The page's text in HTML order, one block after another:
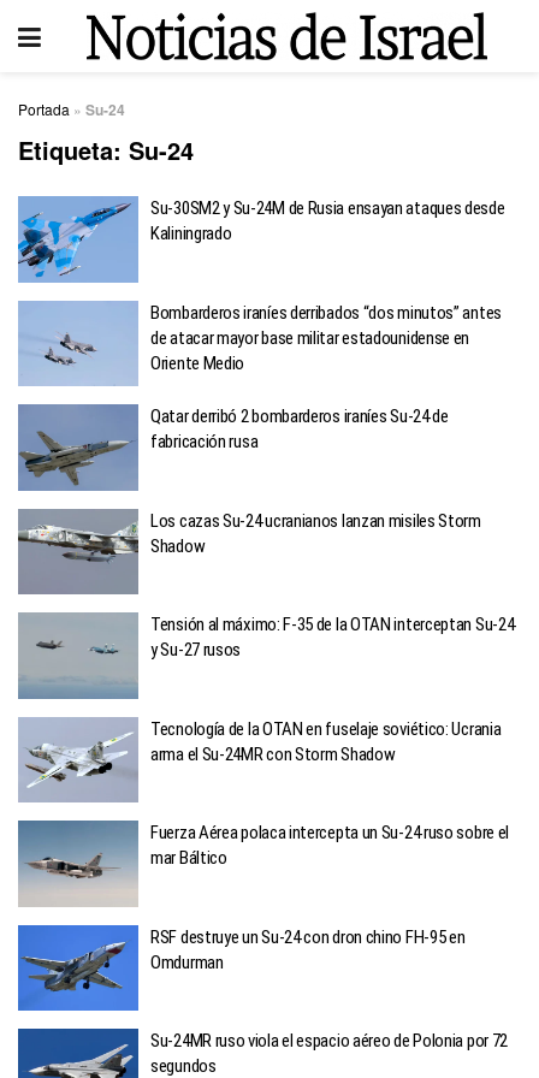
Portada » Su-24
Etiqueta: Su-24
Su-30SM2 y Su-24M de Rusia ensayan ataques desde
Kaliningrado
Bombarderos iraníes derribados “dos minutos” antes
de atacar mayor base militar estadounidense en
Oriente Medio
Qatar derribó 2 bombarderos iraníes Su-24 de
fabricación rusa
Los cazas Su-24 ucranianos lanzan misiles Storm
Shadow
Tensión al máximo: F-35 de la OTAN interceptan Su-24
y Su-27 rusos
Tecnología de la OTAN en fuselaje soviético: Ucrania
arma el Su-24MR con Storm Shadow
Fuerza Aérea polaca intercepta un Su-24 ruso sobre el
mar Báltico
RSF destruye un Su-24 con dron chino FH-95 en
Omdurman
Su-24MR ruso viola el espacio aéreo de Polonia por 72
segundos